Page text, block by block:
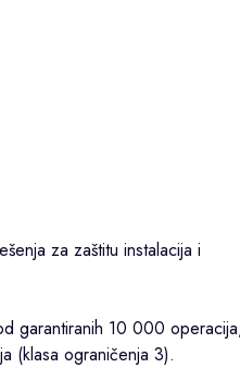
za zaštitu instalacija i
garantiranih 10 000
(klasa ograničenja 3).